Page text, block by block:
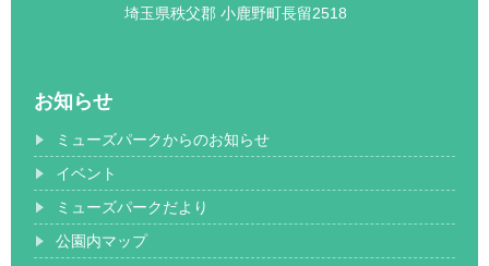
埼玉県秩父郡 小鹿野町長留2518
お知らせ
ミューズパークからのお知らせ
イベント
ミューズパークだより
公園内マップ